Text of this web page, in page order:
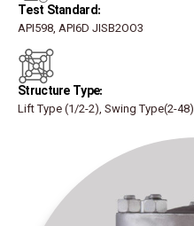
:Test Standard
API598, API6D JISB2OO3
:Structure Type
Lift Type (1/2-2), Swing Type(2-48)